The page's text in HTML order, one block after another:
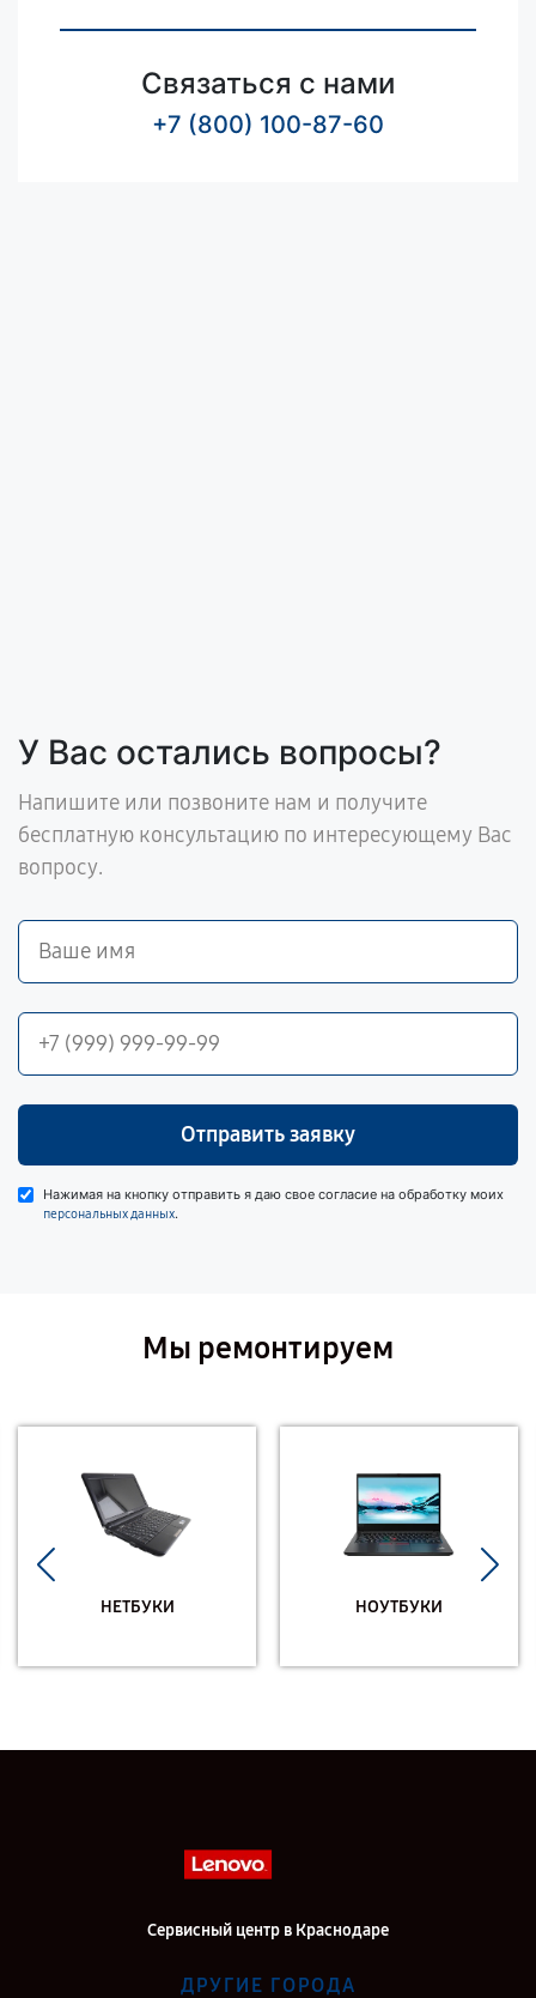
Связаться с нами
+7 (800) 100-87-60
У Вас остались вопросы?
Напишите или позвоните нам и получите
бесплатную консультацию по интересующему Вас
вопросу.
Отправить заявку
Нажимая на кнопку отправить я даю свое согласие на обработку моих
персональных данных.
Мы ремонтируем
НЕТБУКИ НОУТБУКИ
Сервисный центр в Краснодаре
ДРУГИЕ ГОРОДА